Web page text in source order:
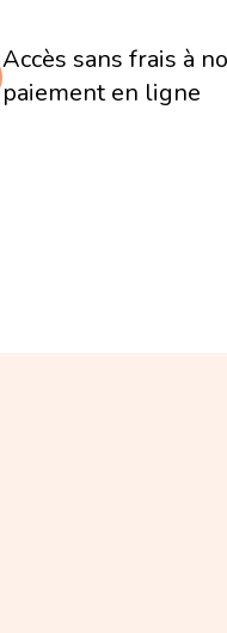
Accès sans frais à
paiement en ligne